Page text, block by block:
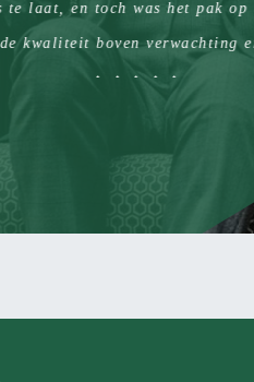
laat, en toch was het pak op
boven verwachting en
op het moment supreme! Het
een goed pak en een nog